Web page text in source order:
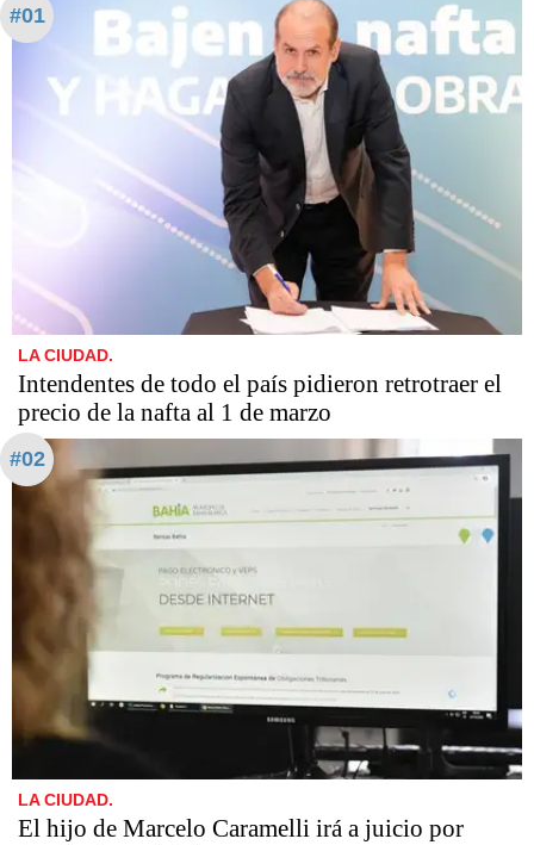
#01
LA CIUDAD.
Intendentes de todo el país pidieron retrotraer el
precio de la nafta al 1 de marzo
#02
LA CIUDAD.
​​​​​El hijo de Marcelo Caramelli irá a juicio por